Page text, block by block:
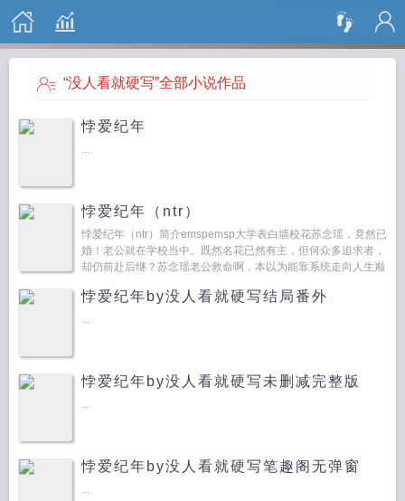
搜 索
“没人看就硬写”全部小说作品
悖爱纪年
...
悖爱纪年（ntr）
悖爱纪年（ntr）简介emspemsp大学表白墙校花苏念瑶，竟然已
婚！老公就在学校当中。既然名花已然有主，但何众多追求者，
却仍前赴后继？苏念瑶老公救命啊，本以为能靠系统走向人生巅
悖爱纪年by没人看就硬写结局番外
...
悖爱纪年by没人看就硬写未删减完整版
...
悖爱纪年by没人看就硬写笔趣阁无弹窗
...